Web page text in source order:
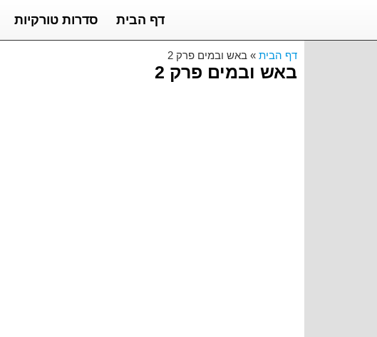
דף הבית סדרות טורקיות
דף הבית » באש ובמים פרק 2
באש ובמים פרק 2